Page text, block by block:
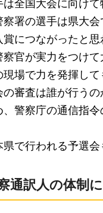
全国大会に向け
察署の選手は県大
につながったと思
官が実力をつけ
場で力を発揮して
審査は誰が行う
警察庁の通信指
で行われる予選
通訳人の体制